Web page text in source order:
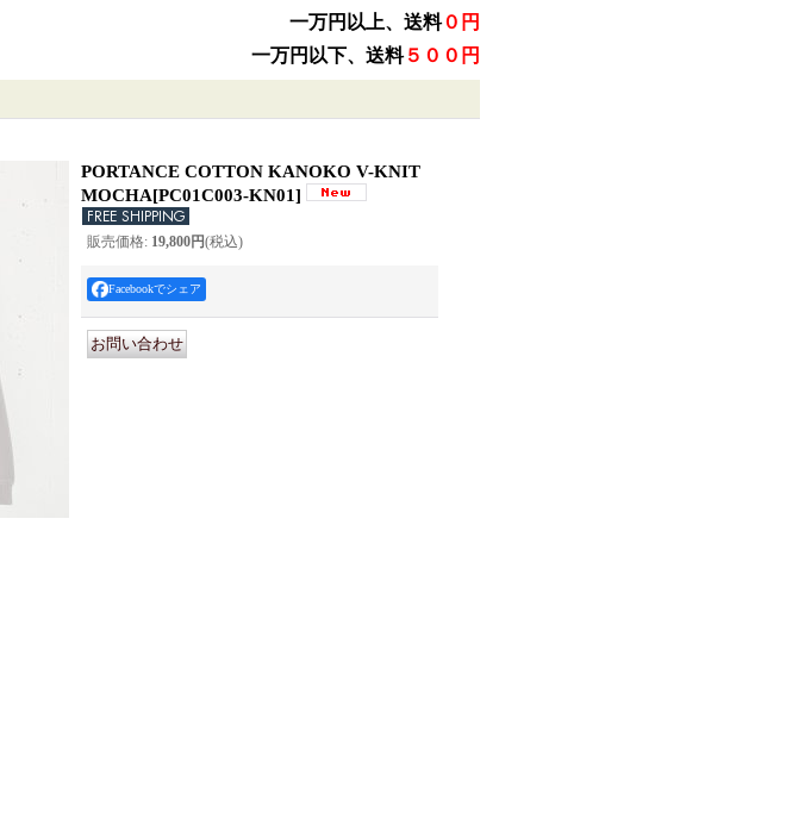
一万円以上、送料０円
一万円以下、送料５００円
PORTANCE COTTON KANOKO V-KNIT
MOCHA[PC01C003-KN01]
販売価格: 19,800円(税込)
Facebookでシェア